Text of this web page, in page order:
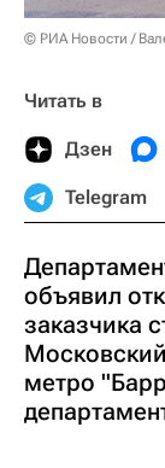
© РИА Новости /
Читать в
Дзен
Telegram
объявил
заказчика
метро